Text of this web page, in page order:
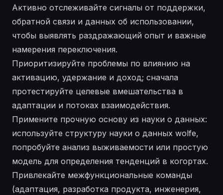
Активно отслеживайте сигналы от поддержки,
обратной связи и данных об использовании,
чтобы выявлять раздражающий опыт и важные
намерения переключения.
Приоритизируйте проблемы по влиянию на
активацию, удержание и доход; сначала
протестируйте целевые вмешательства в
адаптации и потоках взаимодействия.
Примените прочную основу из науки о данных:
используйте структуру науки о данных wolfe,
попробуйте анализ выживаемости или простую
модель для определения тенденций в когортах.
Привлекайте межфункциональные команды
(адаптация, разработка продукта, инженерия,